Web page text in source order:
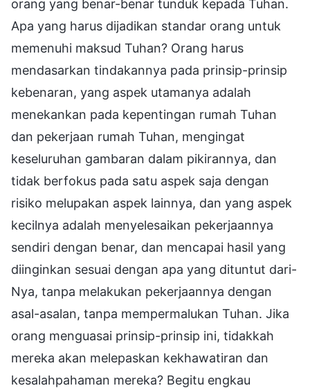
orang yang benar-benar tunduk kepada Tuhan.
Apa yang harus dijadikan standar orang untuk
memenuhi maksud Tuhan? Orang harus
mendasarkan tindakannya pada prinsip-prinsip
kebenaran, yang aspek utamanya adalah
menekankan pada kepentingan rumah Tuhan
dan pekerjaan rumah Tuhan, mengingat
keseluruhan gambaran dalam pikirannya, dan
tidak berfokus pada satu aspek saja dengan
risiko melupakan aspek lainnya, dan yang aspek
kecilnya adalah menyelesaikan pekerjaannya
sendiri dengan benar, dan mencapai hasil yang
diinginkan sesuai dengan apa yang dituntut dari-
Nya, tanpa melakukan pekerjaannya dengan
asal-asalan, tanpa mempermalukan Tuhan. Jika
orang menguasai prinsip-prinsip ini, tidakkah
mereka akan melepaskan kekhawatiran dan
kesalahpahaman mereka? Begitu engkau